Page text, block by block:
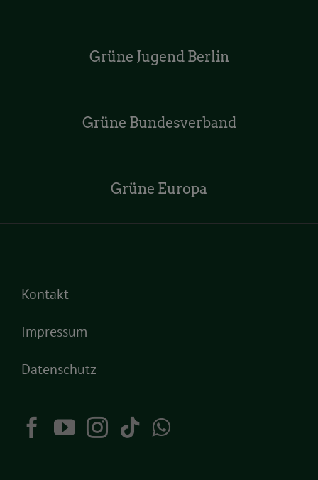
Grüne Jugend Berlin
Grüne Bundesverband
Grüne Europa
Kontakt
Impressum
Datenschutz